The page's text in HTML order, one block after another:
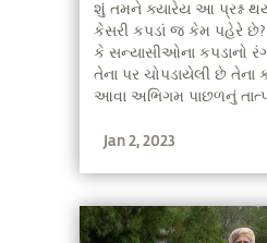
શું તમને ક્યારેય આ પ્રશ્ન
કેસરી કપડાં જ કેમ પહેરે
કે સન્યાસીઓના કપડાનો
તેના પર ચોપડાયેલી છે
આવા અભિગમ પાછળનું
Jan 2, 2023